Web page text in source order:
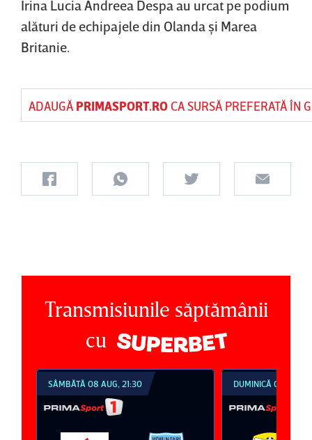
Irina Lucia Andreea Despa au urcat pe podium
alături de echipajele din Olanda şi Marea
Britanie.
ADAUGĂ PRIMASPORT.ROCA SURSĂ PREFERATĂ ÎN
Transmisiunile săptămânii
cu
SÂMBĂTĂ 08 AUG, 21:30 DUMINICĂ 09 AUG,